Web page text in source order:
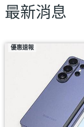
最新消息
優惠速報